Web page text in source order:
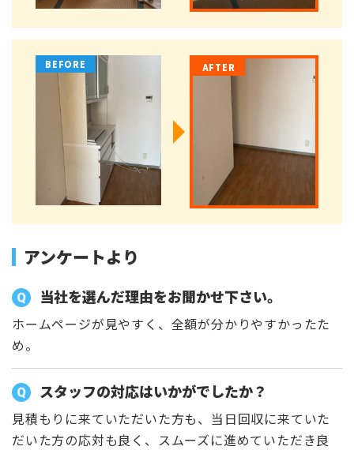
アンケートより
当社を選んだ理由をお聞かせ下さい。
ホームページが見やすく、全額が分かりやすかったた
め。
スタッフの対応はいかがでしたか？
見積もりに来ていただいた方も、当日回収に来ていた
だいた方の応対も良く、スムーズに進めていただき良